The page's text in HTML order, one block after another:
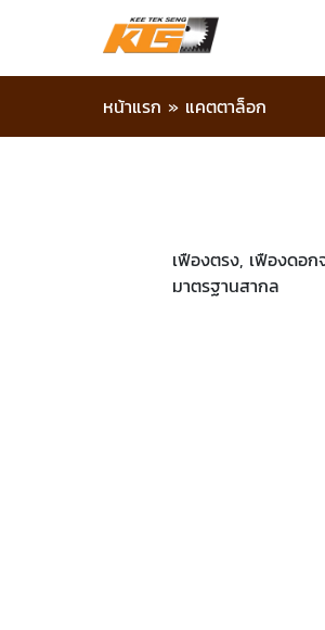
หน้าแรก » แคตตาล็อก
เฟืองตรง, เฟืองดอ
มาตรฐานสากล